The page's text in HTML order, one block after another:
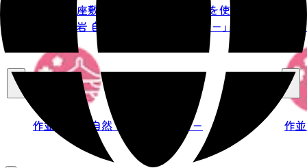
仙台の奥座敷・作並温泉にて、五感を使って学べ
る「二ツ岩 自然観察ハイキングツアー」を開催い
作並・定義 自然・生き物 レジャー
歩
な
ウ
作